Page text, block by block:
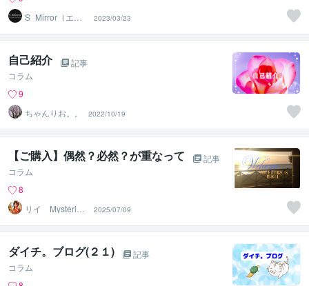
S_Mirror（エ
ス・ミラー）
2023/03/23
自己紹介
記事
コラム
9
ちゃんりお。。
2022/10/19
【ご購入】偶然？必然？が重なって
記事
コラム
8
リイ Mysteriou
s W
2025/07/09
ダイチ。ブログ(２１)
記事
コラム